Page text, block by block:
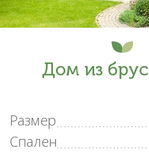
Дом из
Размер
Спален